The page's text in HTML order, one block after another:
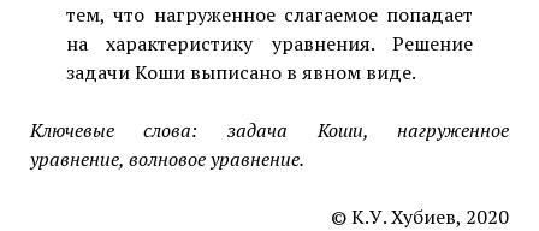
тем, что нагруженное слагаемое попадает
на характеристику уравнения. Решение
задачи Коши выписано в явном виде.
Ключевые слова: задача Коши, нагруженное
уравнение, волновое уравнение.
© К.У. Хубиев, 2020